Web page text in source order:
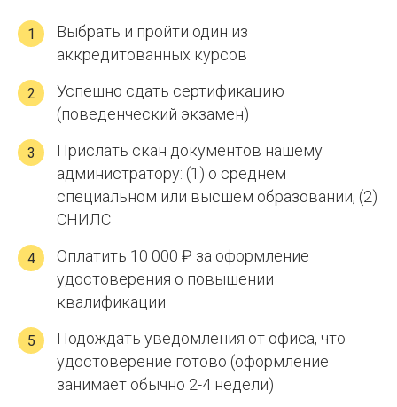
1
Выбрать и пройти один из
аккредитованных курсов
2
Успешно сдать сертификацию
(поведенческий экзамен)
3
Прислать скан документов нашему
администратору: (1) о среднем
специальном или высшем образовании, (2)
СНИЛС
4
Оплатить 10 000 ₽ за оформление
удостоверения о повышении
квалификации
5
Подождать уведомления от офиса, что
удостоверение готово (оформление
занимает обычно 2-4 недели)